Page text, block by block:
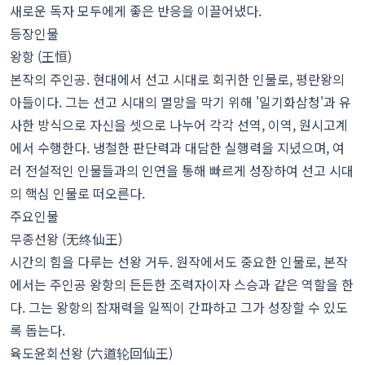
새로운 독자 모두에게 좋은 반응을 이끌어냈다.
등장인물
왕항 (王恒)
본작의 주인공. 현대에서 선고 시대로 회귀한 인물로, 평란왕의
아들이다. 그는 선고 시대의 멸망을 막기 위해 '일기화삼청'과 유
사한 방식으로 자신을 셋으로 나누어 각각 선역, 이역, 원시고계
에서 수행한다. 냉철한 판단력과 대담한 실행력을 지녔으며, 여
러 전설적인 인물들과의 인연을 통해 빠르게 성장하여 선고 시대
의 핵심 인물로 떠오른다.
주요인물
무종선왕 (无终仙王)
시간의 힘을 다루는 선왕 거두. 원작에서도 중요한 인물로, 본작
에서는 주인공 왕항의 든든한 조력자이자 스승과 같은 역할을 한
다. 그는 왕항의 잠재력을 일찍이 간파하고 그가 성장할 수 있도
록 돕는다.
육도윤회선왕 (六道轮回仙王)